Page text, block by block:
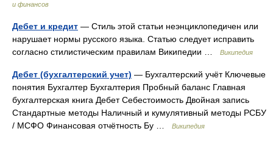
и финансов
Дебет и кредит — Стиль этой статьи неэнциклопедичен или
нарушает нормы русского языка. Статью следует исправить
согласно стилистическим правилам Википедии …
Википедия
Дебет (бухгалтерский учет) — Бухгалтерский учёт Ключевые
понятия Бухгалтер Бухгалтерия Пробный баланс Главная
бухгалтерская книга Дебет Себестоимость Двойная запись
Стандартные методы Наличный и кумулятивный методы РСБУ
/ МСФО Финансовая отчётность Бу …
Википедия